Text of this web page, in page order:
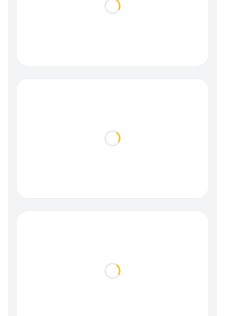
Loading...
Loading...
Loading...